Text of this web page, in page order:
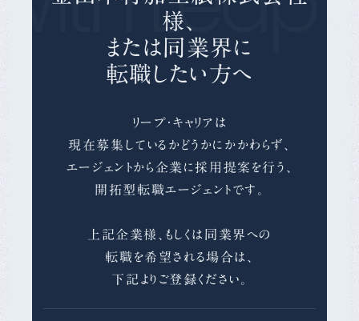
様、
または同業界に
転職したい方へ
リープ・キャリアは
現在募集しているかどうかにかかわらず、
エージェントから企業に採用提案を行う、
開拓型転職エージェントです。
上記企業様、もしくは同業界への
転職を希望される場合は、
下記よりご登録ください。